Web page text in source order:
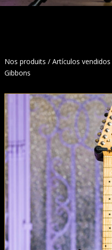
Nos produits / Artículos vendidos
Gibbons